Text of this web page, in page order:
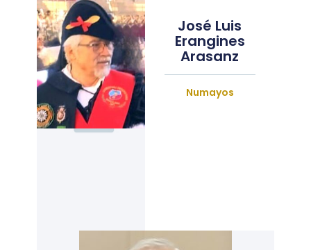
José Luis
Erangines
Arasanz
Numayos